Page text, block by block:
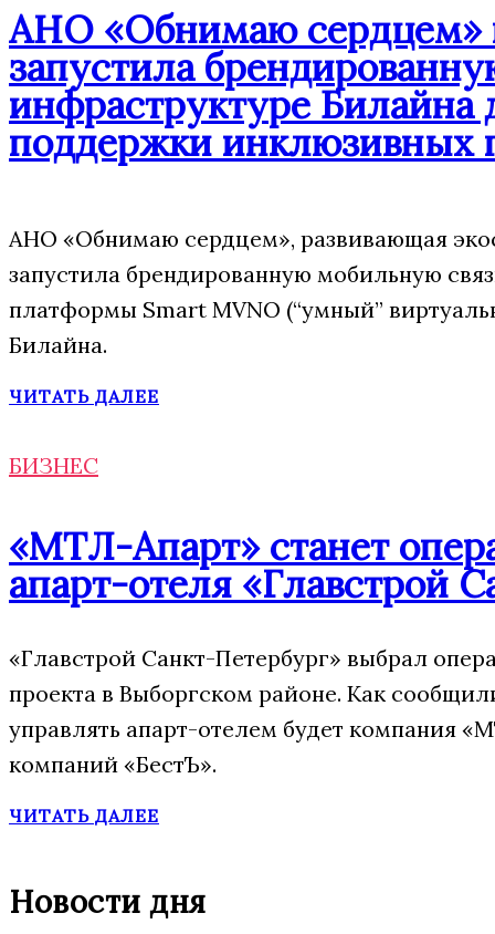
АНО «Обнимаю сердцем»
запустила
инфраструктуре Билайна
поддержки инклюзивных
АНО «Обнимаю сердцем», развивающая
запустила брендированную мобильную
платформы Smart MVNO (“умный”
Билайна.
ЧИТАТЬ ДАЛЕЕ
БИЗНЕС
«МТЛ-Апарт» станет
апарт-отеля «Главстрой
«Главстрой Санкт-Петербург» выбрал
проекта в Выборгском районе. Как
управлять апарт-отелем будет компания
компаний «БестЪ».
ЧИТАТЬ ДАЛЕЕ
Новости дня